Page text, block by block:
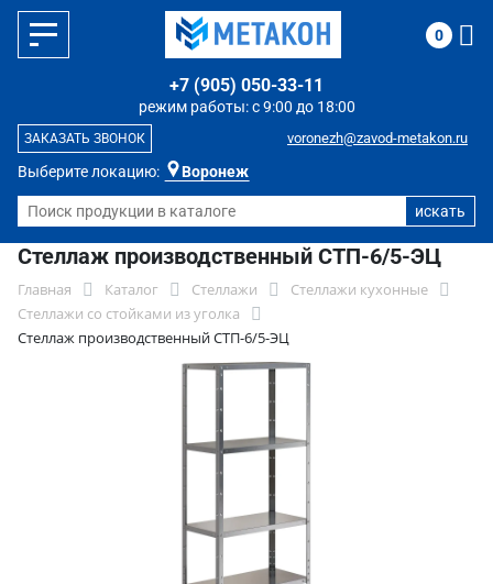
Выберите локацию: Воронеж
режим работы: с 9:00 до 18:00
+7 (905) 050-33-11
voronezh@zavod-metakon.ru
ЗАКАЗАТЬ ЗВОНОК
0
Стеллаж производственный СТП-6/5-ЭЦ
Главная Каталог Стеллажи
Стеллажи кухонные
Стеллажи со стойками из уголка
Стеллаж производственный СТП-6/5-ЭЦ